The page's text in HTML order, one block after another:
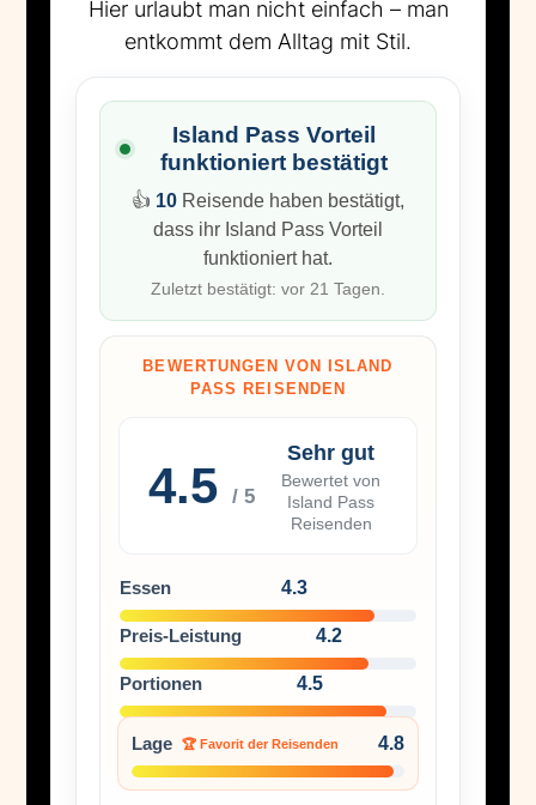
Hier urlaubt man nicht einfach – man
entkommt dem Alltag mit Stil.
Island Pass Vorteil
funktioniert bestätigt
👍 10 Reisende haben bestätigt,
dass ihr Island Pass Vorteil
funktioniert hat.
Zuletzt bestätigt: vor 21 Tagen.
BEWERTUNGEN VON ISLAND
PASS REISENDEN
4.5 / 5
Sehr gut
Bewertet von
Island Pass
Reisenden
Essen 4.3
Preis-Leistung 4.2
Portionen 4.5
Lage 🏆 Favorit der Reisenden 4.8